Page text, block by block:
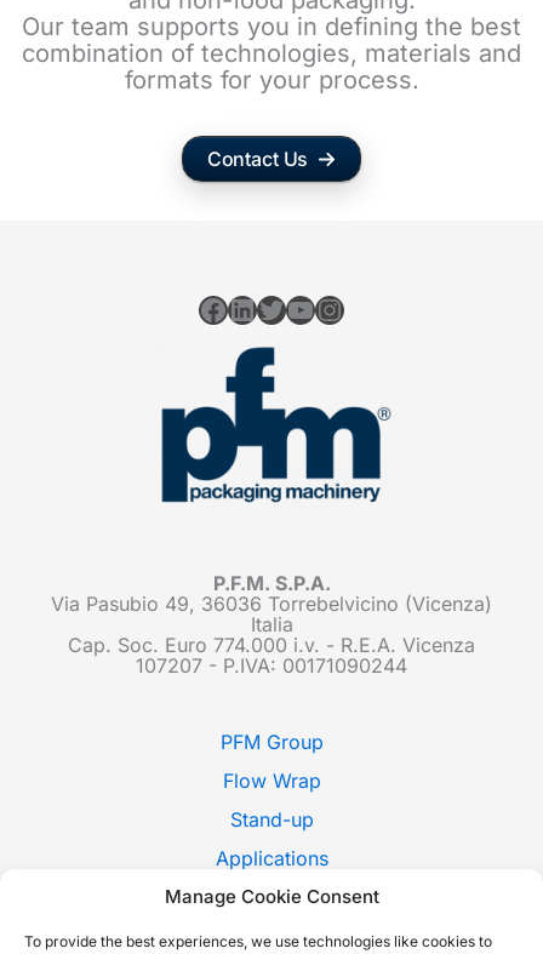
Manage Cookie Consent
To provide the best experiences, we use technologies like cookies to
Our team supports you in defining the best
combination of technologies, materials and
formats for your process.
Contact Us
Facebook
LinkedIn
Twitter
YouTube
Instagram
P.F.M. S.P.A.
Via Pasubio 49, 36036 Torrebelvicino (Vicenza)
Italia
Cap. Soc. Euro 774.000 i.v. - R.E.A. Vicenza
107207 - P.IVA: 00171090244
PFM Group
Flow Wrap
Stand-up
Applications
Pack Style
Trade Shows